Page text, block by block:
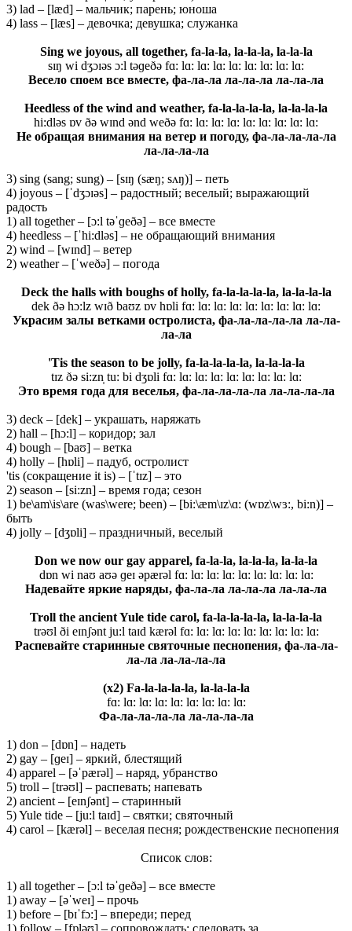
3) lad – [læd] – мальчик; парень; юноша
4) lass – [læs] – девочка; девушка; служанка
Sing we joyous, all together, fa-la-la, la-la-la, la-la-la
sɪŋ wi dʒɔɪəs ɔ:l təɡeðə fɑ: lɑ: lɑ: lɑ: lɑ: lɑ: lɑ: lɑ: lɑ:
Весело споем все вместе, фа-ла-ла ла-ла-ла ла-ла-ла
Heedless of the wind and weather, fa-la-la-la-la, la-la-la-la
hi:dləs ɒv ðə wɪnd ənd weðə fɑ: lɑ: lɑ: lɑ: lɑ: lɑ: lɑ: lɑ: lɑ:
Не обращая внимания на ветер и погоду, фа-ла-ла-ла-ла
ла-ла-ла-ла
3) sing (sang; sung) – [sɪŋ (sæŋ; sʌŋ)] – петь
4) joyous – [ˈdʒɔɪəs] – радостный; веселый; выражающий
радость
1) all together – [ɔ:l təˈɡeðə] – все вместе
4) heedless – [ˈhi:dləs] – не обращающий внимания
2) wind – [wɪnd] – ветер
2) weather – [ˈweðə] – погода
Deck the halls with boughs of holly, fa-la-la-la-la, la-la-la-la
dek ðə hɔ:lz wɪð baʊz ɒv hɒli fɑ: lɑ: lɑ: lɑ: lɑ: lɑ: lɑ: lɑ: lɑ:
Украсим залы ветками остролиста, фа-ла-ла-ла-ла ла-ла-
ла-ла
'Tisthe season to be jolly, fa-la-la-la-la, la-la-la-la
tɪz ðə si:zn̩ tu: bi dʒɒli fɑ: lɑ: lɑ: lɑ: lɑ: lɑ: lɑ: lɑ: lɑ:
Это время года для веселья, фа-ла-ла-ла-ла ла-ла-ла-ла
3) deck – [dek] – украшать, наряжать
2) hall – [hɔ:l] – коридор; зал
4) bough – [baʊ] – ветка
4) holly – [hɒli] – падуб, остролист
'tis (сокращение it is) – [ˈtɪz] – это
2) season – [si:zn] – время года; сезон
1) be\am\is\are (was\were; been) – [bi:\æm\ɪz\ɑ: (wɒz\wɜ:, bi:n)] –
быть
4) jolly – [dʒɒli] – праздничный, веселый
Don we now our gay apparel, fa-la-la, la-la-la, la-la-la
dɒn wi naʊ aʊə ɡeɪ əpærəl fɑ: lɑ: lɑ: lɑ: lɑ: lɑ: lɑ: lɑ: lɑ:
Надевайте яркие наряды, фа-ла-ла ла-ла-ла ла-ла-ла
Troll the ancient Yule tide carol, fa-la-la-la-la, la-la-la-la
trəʊl ði eɪnʃənt ju:l taɪd kærəl fɑ: lɑ: lɑ: lɑ: lɑ: lɑ: lɑ: lɑ: lɑ:
Распевайте старинные святочные песнопения, фа-ла-ла-
ла-ла ла-ла-ла-ла
(x2) Fa-la-la-la-la, la-la-la-la
fɑ: lɑ: lɑ: lɑ: lɑ: lɑ: lɑ: lɑ: lɑ:
Фа-ла-ла-ла-ла ла-ла-ла-ла
1) don – [dɒn] – надеть
2) gay – [ɡeɪ] – яркий, блестящий
4) apparel – [əˈpærəl] – наряд, убранство
5) troll – [trəʊl] – распевать; напевать
2) ancient – [eɪnʃənt] – старинный
5) Yule tide – [ju:l taɪd] – святки; святочный
4) carol – [kærəl] – веселая песня; рождественские песнопения
Список слов:
1) all together – [ɔ:l təˈɡeðə] – все вместе
1) away – [əˈweɪ] – прочь
1) before – [bɪˈfɔ:] – впереди; перед
1) follow – [fɒləʊ] – сопровождать; следовать за